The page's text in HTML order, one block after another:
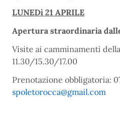
LUNEDì 21 APRILE
Apertura straordinaria
Visite ai camminamenti
11.30/15.30/17.00
Prenotazione obbligatoria:
spoletorocca@gmail.com